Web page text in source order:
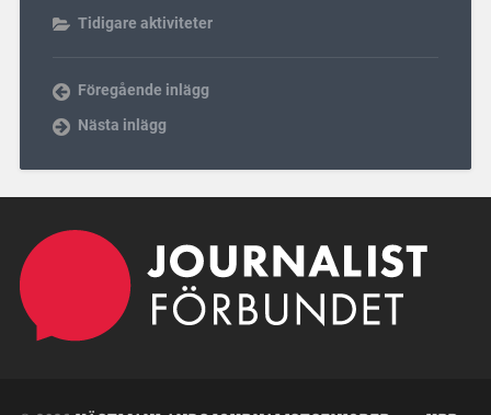
Tidigare aktiviteter
Föregående inlägg
Nästa inlägg